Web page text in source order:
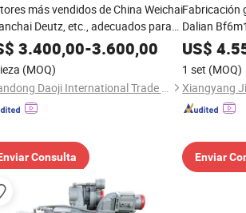
más vendidos de China Weichai
Deutz, etc., adecuados para
vehículos de ingeniería, piezas de
motores diésel
3.400,00-3.600,00
(MOQ)
Shandong Daoji International Trade Co., Ltd.
Consulta
Fabricación
Dalian
para
cargadora,
US$
1 set (MOQ)
Enviar